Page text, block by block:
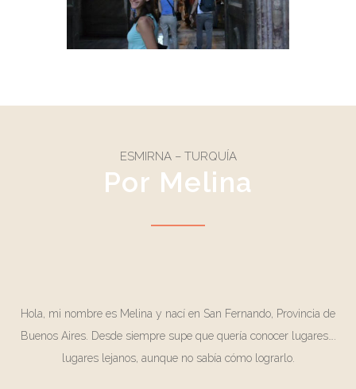
ESMIRNA – TURQUÍA
Por Melina
Hola, mi nombre es Melina y nací en San Fernando, Provincia de
Buenos Aires. Desde siempre supe que quería conocer lugares….
lugares lejanos, aunque no sabía cómo lograrlo.